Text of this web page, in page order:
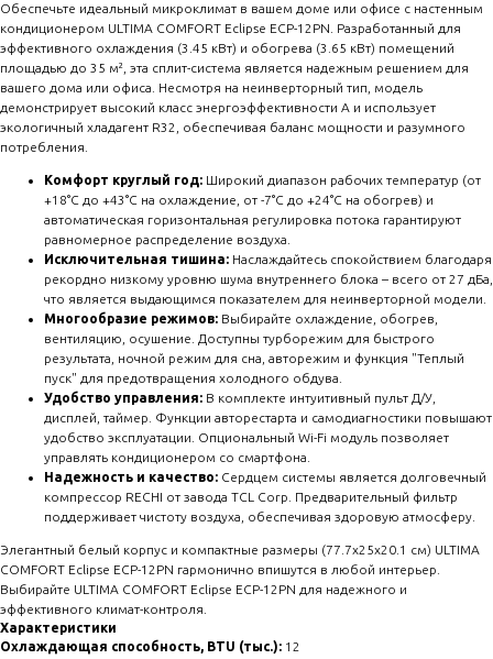
Обеспечьте идеальный микроклимат в вашем доме или офисе с настенным
кондиционером ULTIMA COMFORT Eclipse ECP-12PN. Разработанный для
эффективного охлаждения (3.45 кВт) и обогрева (3.65 кВт) помещений
площадью до 35 м², эта сплит-система является надежным решением для
вашего дома или офиса. Несмотря на неинверторный тип, модель
демонстрирует высокий класс энергоэффективности A и использует
экологичный хладагент R32, обеспечивая баланс мощности и разумного
потребления.
Комфорт круглый год: Широкий диапазон рабочих температур (от
+18°C до +43°C на охлаждение, от -7°C до +24°C на обогрев) и
автоматическая горизонтальная регулировка потока гарантируют
равномерное распределение воздуха.
Исключительная тишина: Наслаждайтесь спокойствием благодаря
рекордно низкому уровню шума внутреннего блока – всего от 27 дБа,
что является выдающимся показателем для неинверторной модели.
Многообразие режимов: Выбирайте охлаждение, обогрев,
вентиляцию, осушение. Доступны турборежим для быстрого
результата, ночной режим для сна, авторежим и функция "Теплый
пуск" для предотвращения холодного обдува.
Удобство управления: В комплекте интуитивный пульт Д/У,
дисплей, таймер. Функции авторестарта и самодиагностики повышают
удобство эксплуатации. Опциональный Wi-Fi модуль позволяет
управлять кондиционером со смартфона.
Надежность и качество: Сердцем системы является долговечный
компрессор RECHI от завода TCL Corp. Предварительный фильтр
поддерживает чистоту воздуха, обеспечивая здоровую атмосферу.
Элегантный белый корпус и компактные размеры (77.7x25x20.1 см) ULTIMA
COMFORT Eclipse ECP-12PN гармонично впишутся в любой интерьер.
Выбирайте ULTIMA COMFORT Eclipse ECP-12PN для надежного и
эффективного климат-контроля.
Характеристики
Охлаждающая способность, BTU (тыс.): 12